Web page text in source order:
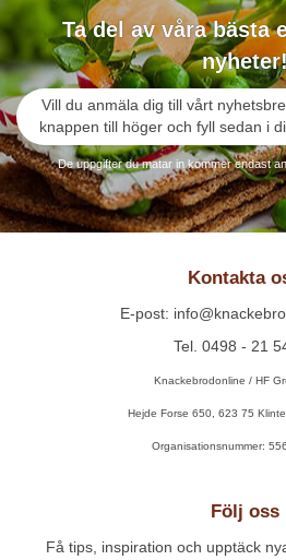
Ta del av våra bästa
Vill du anmäla dig till vårt
knappen till höger och fyll sedan i
De uppgifter du matar in kommer endast
Kontakta
E-post:
Tel. 0498 - 21
Knackebrodonline / HF
Hejde Forse 650, 623 75
Organisationsnummer:
Följ oss
Få tips, inspiration och upptäck